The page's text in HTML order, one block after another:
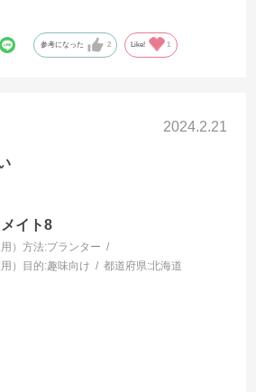
参考になった 2 Like! 1
2024.2.21
イト8
）方法:プランター
）目的:趣味向け 都道府県:北海道